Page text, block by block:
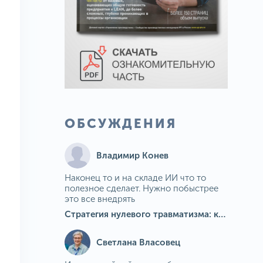
ОБСУЖДЕНИЯ
Владимир Конев
Наконец то и на складе ИИ что то
полезное сделает. Нужно побыстрее
это все внедрять
Стратегия нулевого травматизма: как ИИ-камеры Camkord снижают риск наезда на пешехода при работе на погрузчике
Светлана Власовец